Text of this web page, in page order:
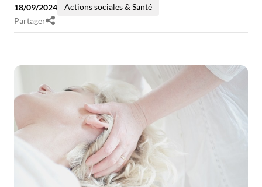
18/09/2024
Actions sociales & Santé
Partager